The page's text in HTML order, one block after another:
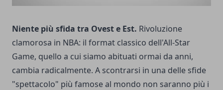
Niente più sfida tra Ovest e Est. Rivoluzione
clamorosa in NBA: il format classico dell'All-Star
Game, quello a cui siamo abituati ormai da anni,
cambia radicalmente. A scontrarsi in una delle sfide
"spettacolo" più famose al mondo non saranno più i